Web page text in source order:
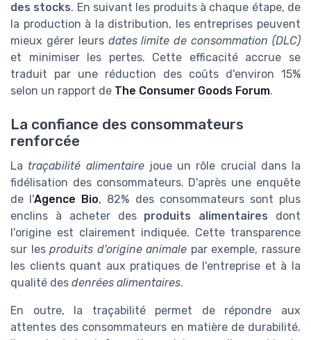
des stocks. En suivant les produits à chaque étape, de
la production à la distribution, les entreprises peuvent
mieux gérer leurs dates limite de consommation (DLC)
et minimiser les pertes. Cette efficacité accrue se
traduit par une réduction des coûts d'environ 15%
selon un rapport de The Consumer Goods Forum.
La confiance des consommateurs
renforcée
La traçabilité alimentairejoue un rôle crucial dans la
fidélisation des consommateurs. D'après une enquête
de l'Agence Bio, 82% des consommateurs sont plus
enclins à acheter des produits alimentaires dont
l'origine est clairement indiquée. Cette transparence
sur lesproduits d'origine animale par exemple, rassure
les clients quant aux pratiques de l'entreprise et à la
qualité des denrées alimentaires.
En outre, la traçabilité permet de répondre aux
attentes des consommateurs en matière de durabilité.